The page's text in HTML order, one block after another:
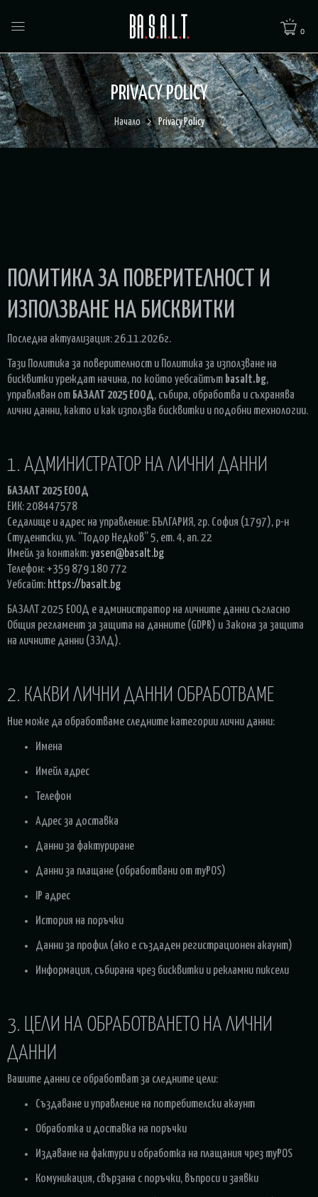
0
PRIVACY POLICY
Начало Privacy Policy
ПОЛИТИКА ЗА ПОВЕРИТЕЛНОСТ И
ИЗПОЛЗВАНЕ НА БИСКВИТКИ
Последна актуализация: 26.11.2026г.
Тази Политика за поверителност и Политика за използване на
бисквитки уреждат начина, по който уебсайтът basalt.bg,
управляван от БАЗАЛТ 2025 ЕООД, събира, обработва и съхранява
лични данни, както и как използва бисквитки и подобни технологии.
1. АДМИНИСТРАТОР НА ЛИЧНИ ДАННИ
БАЗАЛТ 2025 ЕООД
ЕИК: 208447578
Седалище и адрес на управление: БЪЛГАРИЯ, гр. София (1797), р-н
Студентски, ул. “Тодор Недков” 5, ет. 4, ап. 22
Имейл за контакт:yasen@basalt.bg
Телефон: +359 879 180 772
Уебсайт: https://basalt.bg
БАЗАЛТ 2025 ЕООД е администратор на личните данни съгласно
Общия регламент за защита на данните (GDPR) и Закона за защита
на личните данни (ЗЗЛД).
2. КАКВИ ЛИЧНИ ДАННИ ОБРАБОТВАМЕ
Ние може да обработваме следните категории лични данни:
Имена
Имейл адрес
Телефон
Адрес за доставка
Данни за фактуриране
Данни за плащане (обработвани от myPOS)
IP адрес
История на поръчки
Данни за профил (ако е създаден регистрационен акаунт)
Информация, събирана чрез бисквитки и рекламни пиксели
3. ЦЕЛИ НА ОБРАБОТВАНЕТО НА ЛИЧНИ
ДАННИ
Вашите данни се обработват за следните цели:
Създаване и управление на потребителски акаунт
Обработка и доставка на поръчки
Издаване на фактури и обработка на плащания чрез myPOS
Комуникация, свързана с поръчки, въпроси и заявки